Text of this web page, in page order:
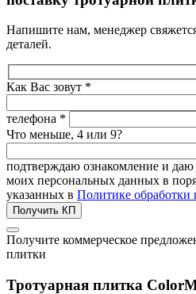
Напишите нам, менеджер
деталей.
Как Вас зовут *
телефона *
Что меньше, 4 или 9?
подтверждаю ознакомление и даю
моих персональных данных в
указанных в Политике
Получить КП
Получите коммерческое
плитки
Тротуарная плитка